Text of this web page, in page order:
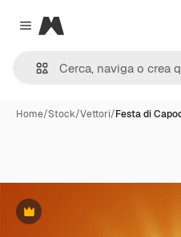
Close menu
Magnific
Home/Stock/Vettori/Festa di
Premium